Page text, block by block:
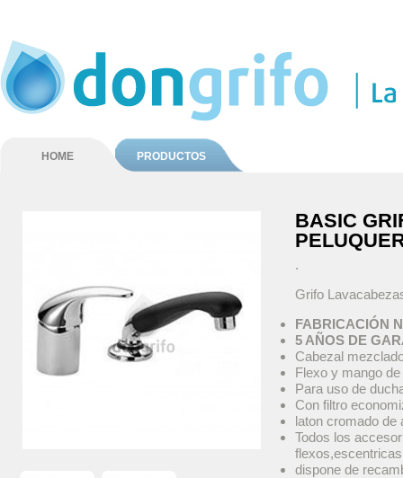
HOME PRODUCTOS
BASIC
.
Grifo
FABRICACIÓN
5 AÑOS DE
Cabezal
Flexo y mango
Para uso de
Con filtro
laton cromado de
Todos los
dispone de